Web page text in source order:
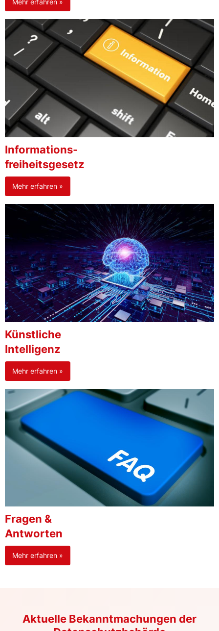
Informations-
freiheitsgesetz
Mehr erfahren »
Künstliche
Intelligenz
Mehr erfahren »
Fragen &
Antworten
Mehr erfahren »
Aktuelle Bekanntmachungen der